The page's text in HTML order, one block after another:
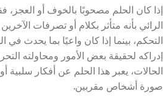
إذا كان الحلم مصحوبًا بالخوف أو العجز،
الرائي بأنه متأثر بكلام أو تصرفات
التحكم، بينما إذا كان واعيًا بما يحدث
إدراكه لحقيقة بعض الأمور ومحاولته
الحالات، يعبر هذا الحلم عن أفكار
صورة أشخاص مقربين.